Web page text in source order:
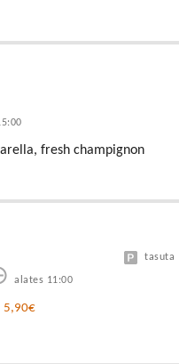
fresh champignon
alates 11:00
tasuta
5,90€